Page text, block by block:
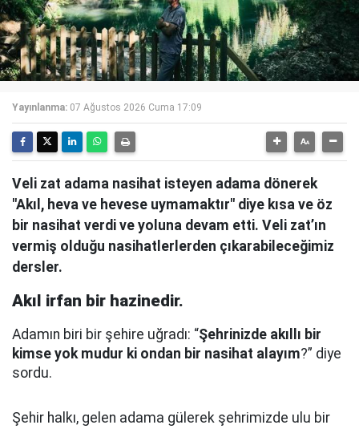
Yayınlanma: 07 Ağustos 2026 Cuma 17:09
Veli zat adama nasihat isteyen adama dönerek
"Akıl, heva ve hevese uymamaktır" diye kısa ve öz
bir nasihat verdi ve yoluna devam etti. Veli zat’ın
vermiş olduğu nasihatlerlerden çıkarabileceğimiz
dersler.
Akıl irfan bir hazinedir.
Adamın biri bir şehire uğradı: “Şehrinizde akıllı bir
kimse yok mudur ki ondan bir nasihat alayım?” diye
sordu.
Şehir halkı, gelen adama gülerek şehrimizde ulu bir